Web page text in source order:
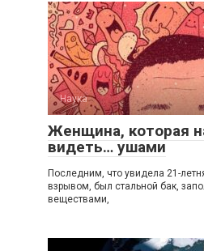
Наука
Женщина, которая
видеть… ушами
Последним, что увидела 21-
взрывом, был стальной бак,
веществами,